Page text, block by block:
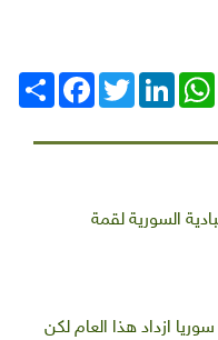
انشر
FacebookTwitterLinkedIn
WhatsApp
السورية لقمة
ازداد هذا العام لكن